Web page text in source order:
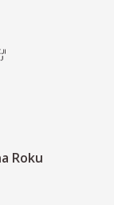
Roku